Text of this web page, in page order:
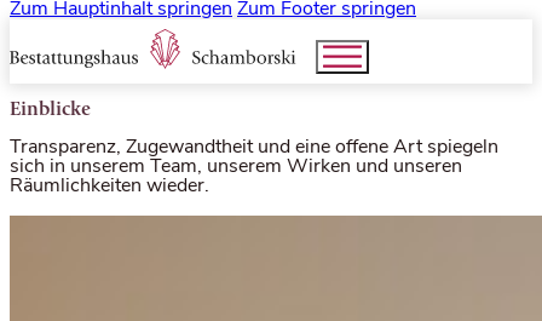
Zum Hauptinhalt springen Zum Footer springen
Einblicke
Transparenz, Zugewandtheit und eine offene Art spiegeln
sich in unserem Team, unserem Wirken und unseren
Räumlichkeiten wieder.